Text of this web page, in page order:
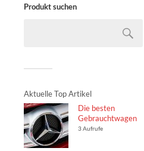
Produkt suchen
Aktuelle Top Artikel
Die besten
Gebrauchtwagen
3 Aufrufe